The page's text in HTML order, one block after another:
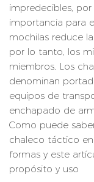
impredecibles,
importancia para
mochilas reduce
por lo tanto, los
miembros. Los
denominan
equipos de
enchapado de
Como puede
chaleco táctico
formas y este
propósito y uso